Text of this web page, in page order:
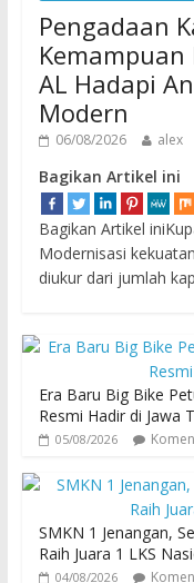
Pengadaan
AL Hadapi
Modern
06/08/2026 alex
Bagikan Artikel ini
Bagikan Artikel
Modernisasi
diukur dari jumlah
Era Baru Big Bike
Resmi Hadir di Jawa
05/08/2026
SMKN 1 Jenangan,
Raih Juara 1 LKS
04/08/2026